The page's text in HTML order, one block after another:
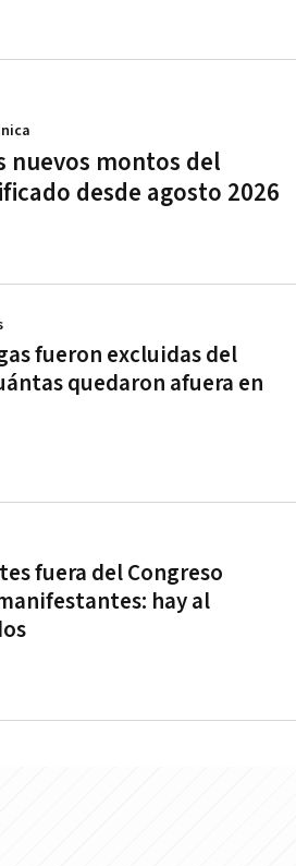
nuevos montos del
desde agosto 2026
fueron excluidas del
quedaron afuera en
fuera del Congreso
hay al